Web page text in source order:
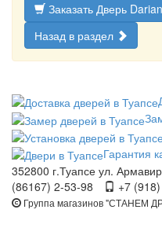
Заказать Дверь
Назад в раздел
Гарантия
352800 г.Туапсе ул.
(86167) 2-53-98
+7
Группа магазинов "СТАНЕМ